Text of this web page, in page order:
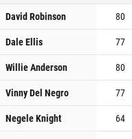
David Robinson 80
Dale Ellis
77
Willie Anderson
80
Vinny Del Negro
77
Negele Knight
64